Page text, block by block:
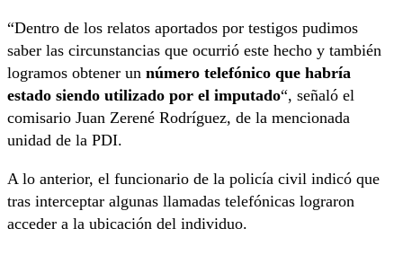
“Dentro de los relatos aportados por testigos pudimos
saber las circunstancias que ocurrió este hecho y también
logramos obtener un número telefónico que habría
estado siendo utilizado por el imputado“, señaló el
comisario Juan Zerené Rodríguez, de la mencionada
unidad de la PDI.
A lo anterior, el funcionario de la policía civil indicó que
tras interceptar algunas llamadas telefónicas lograron
acceder a la ubicación del individuo.